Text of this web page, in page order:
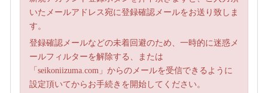
いたメールアドレス宛に登録確認メールをお送り致しま
す。
登録確認メールなどの未着回避のため、一時的に迷惑メ
ールフィルターを解除する、または
「seikoniizuma.com」からのメールを受信できるように
設定頂いてからお手続きを開始してください。